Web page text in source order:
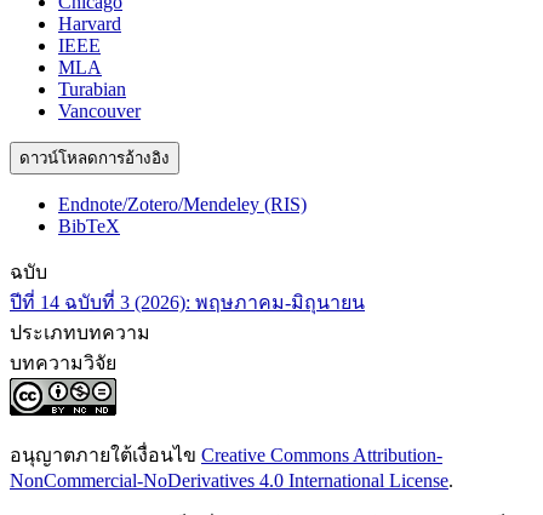
Harvard
IEEE
MLA
Turabian
Vancouver
ดาวน์โหลดการอ้างอิง
Endnote/Zotero/Mendeley (RIS)
BibTeX
ฉบับ
ปีที่ 14 ฉบับที่ 3 (2026): พฤษภาคม-มิถุนายน
ประเภทบทความ
บทความวิจัย
อนุญาตภายใต้เงื่อนไข Creative Commons Attribution-
NonCommercial-NoDerivatives 4.0 International License.